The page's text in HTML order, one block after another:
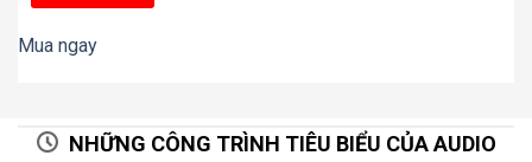
Mua ngay
NHỮNG CÔNG TRÌNH TIÊU BIỂU CỦA AUDIO